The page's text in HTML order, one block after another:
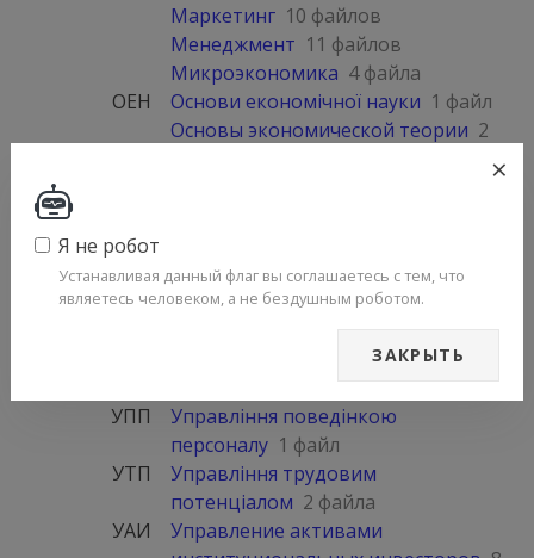
Маркетинг 10 файлов
Менеджмент 11 файлов
Микроэкономика 4 файла
ОЕН
Основи економічної науки 1 файл
Основы экономической теории 2
ПФИ
инструменты 6 файлов
ПЕтаРП
Просторова економіка та
регіональна політика 1 файл
10 файлов
Управління зайнятістю 1 файл
УПП
Управління поведінкою
персоналу 1 файл
УТП
Управління трудовим
потенціалом 2 файла
УАИ
Управление активами
×
Я не робот
Устанавливая данный флаг вы соглашаетесь с тем, что
являетесь человеком, а не бездушным роботом.
ЗАКРЫТЬ